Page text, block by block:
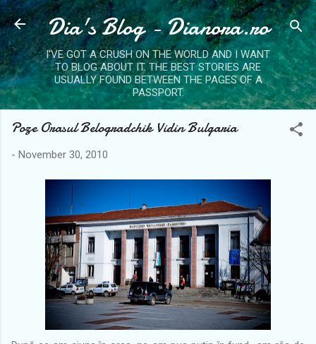
Skip to main content
Dia's Blog - Dianora.ro
I'VE GOT A CRUSH ON THE WORLD AND I WANT
TO BLOG ABOUT IT. THE BEST STORIES ARE
USUALLY FOUND BETWEEN THE PAGES OF A
PASSPORT.
Poze Orasul Belogradchik Vidin Bulgaria
- November 30, 2010